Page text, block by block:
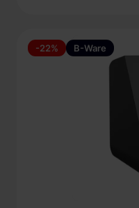
-22% B-Ware